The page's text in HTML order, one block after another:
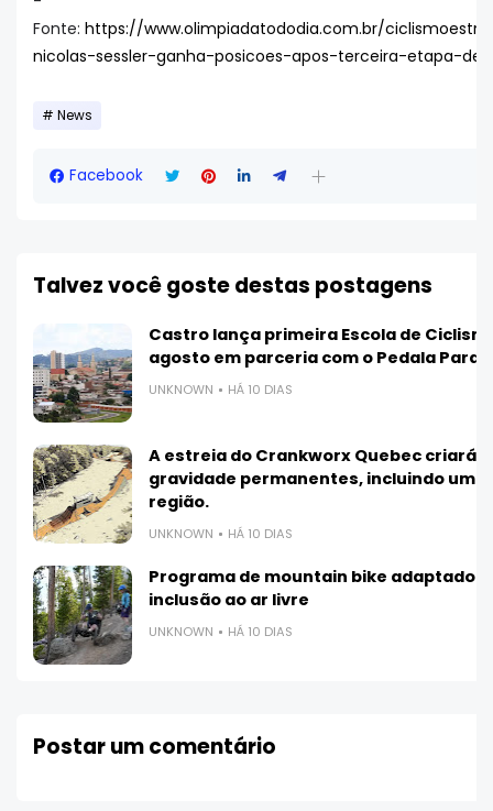
Fonte: https://www.olimpiadatododia.com.br/
nicolas-sessler-ganha-posicoes-apos-terceira-etapa-
News
Facebook
Talvez você goste destas postagens
Castro lança primeira Escola de
agosto em parceria com o Pedala
UNKNOWN HÁ 10 DIAS
A estreia do Crankworx Quebec criará
gravidade permanentes, incluindo uma
região.
UNKNOWN HÁ 10 DIAS
Programa de mountain bike adaptado
inclusão ao ar livre
UNKNOWN HÁ 10 DIAS
Postar um comentário